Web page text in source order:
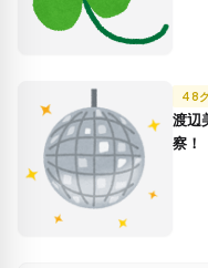
48
渡辺
察！